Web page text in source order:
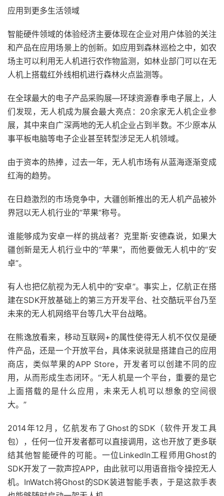
应用到更多生活领域
智能硬件领域的体验经济主要体现在企业对用户体验的关注
和产品在应用场景上的创新。如应用到森林巡检之中，如农
场主可以利用无人机进行农作物监测，如林业部门可以在无
人机上搭载红外线相机进行森林火点监测等。
在全球最大的电子产品采购展—环球资源春季电子展上，人
们发现，无人机成为展会最大亮点：20余家无人机企业参
展，其中来自广深两地的无人机企业占到半数。不少原本从
事平板电脑等电子企业甚至转型涉足无人机领域。
由于资本的热捧，过去一年，无人机市场有从蓝海逐渐变成
红海的趋势。
在日趋激烈的市场竞争中，大疆创新推出的无人机产品被外
界冠以无人机行业的“苹果”称号。
谁能够成为安卓一样的挑战者？克里斯·安德森说，如果大
疆创新是无人机行业中的“苹果”，而他要做无人机中的“安
卓”。
有人也把亿航视为无人机中的“安卓”。事实上，亿航正在搭
建在SDK开放基础上的第三方开发平台、社交酷玩平台乃至
未来的无人机网络平台等几大平台战略。
在熊逸放看来，移动互联网+的属性使得无人机不仅仅是硬
件产品，还是一个开放平台，具体来说就是搭建自己的应用
商店，类似苹果的APP Store，开发者可以创建不同的应
用，从而形成生态闭环。“无人机是一个平台，重要的是它
上面搭载的是什么应用，未来无人机可以想象的空间很
大。”
2014年12月，亿航发布了Ghost的SDK（软件开发工具
包），任何一位开发者都可以直接调用，这也开放了更多联
结其他智能硬件的可能。一位LinkedIn工程师用Ghost的
SDK开发了一款声控APP，由此就可以用语音指令操控无人
机。InWatch将Ghost的SDK装进智能手表，于是这款手表